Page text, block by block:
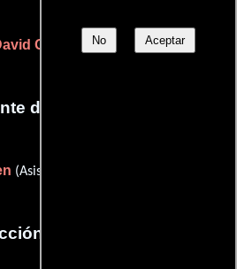
No Aceptar
Gelston
de dirección
(Asistente de dirección)
artística